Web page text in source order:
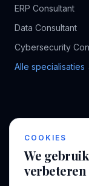
ERP Consultant
Data Consultant
Cybersecurity
Alle specialisaties
BEDRIJF
Bedrijven
COOKIES
We
verbeteren